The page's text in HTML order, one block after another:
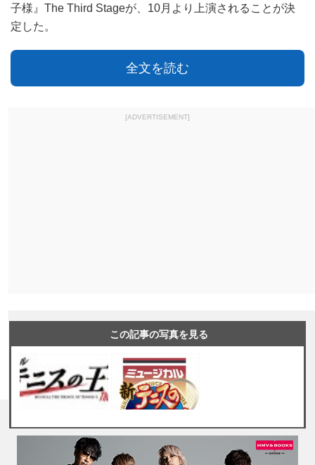
子様』The Third Stageが、10月より上演されることが決
定した。
全文を読む
[ADVERTISEMENT]
この記事の写真を見る